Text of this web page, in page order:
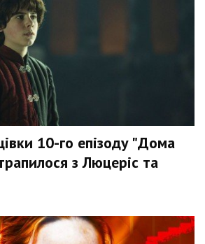
10-го епізоду "Дома
з Люцеріс та